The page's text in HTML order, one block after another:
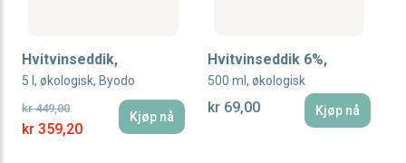
Hvitvinseddik,
5 l, økologisk, Byodo
Special Price
kr 359,20
kr 449,00
Kjøp nå
Hvitvinseddik 6%,
500 ml, økologisk
kr 69,00 Kjøp nå